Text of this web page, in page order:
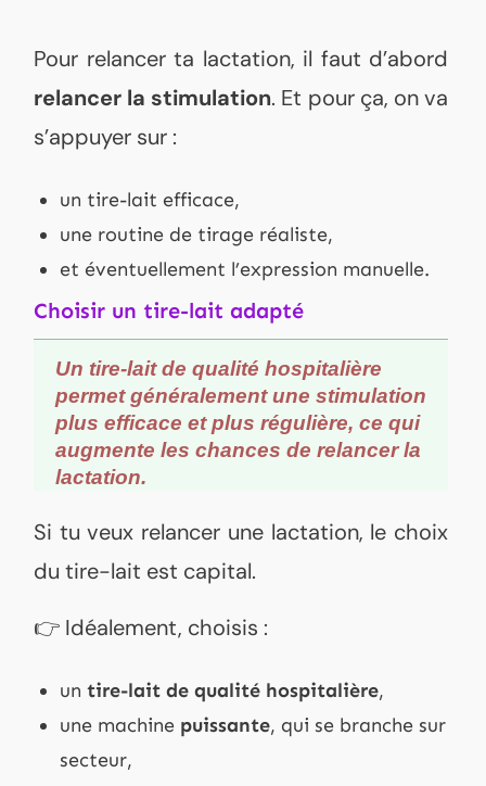
Pour relancer ta lactation, il faut d’abord
relancer la stimulation. Et pour ça, on va
s’appuyer sur :
un tire-lait efficace,
une routine de tirage réaliste,
et éventuellement l’expression manuelle.
Choisir un tire-lait adapté
Un tire-lait de qualité hospitalière
permet généralement une stimulation
plus efficace et plus régulière, ce qui
augmente les chances de relancer la
lactation.
Si tu veux relancer une lactation, le choix
du tire-lait est capital.
👉 Idéalement, choisis :
un tire-lait de qualité hospitalière,
une machine puissante, qui se branche sur
secteur,